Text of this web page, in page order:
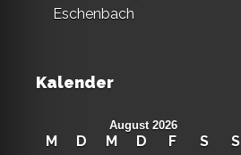
Eschenbach
Kalender
August 2026
M D M D F S
S